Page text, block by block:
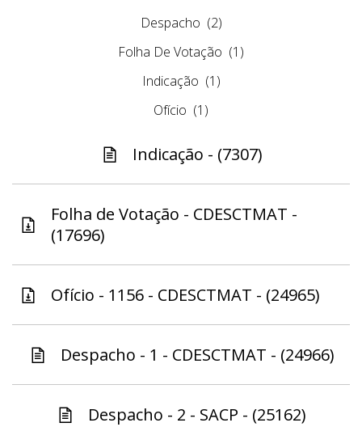
Despacho (2)
Folha De Votação (1)
Indicação (1)
Ofício (1)
Indicação - (7307)
Folha de Votação - CDESCTMAT -
(17696)
Ofício - 1156 - CDESCTMAT - (24965)
Despacho - 1 - CDESCTMAT - (24966)
Despacho - 2 - SACP - (25162)